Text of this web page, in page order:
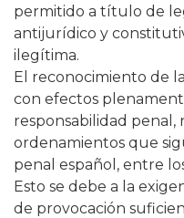
permitido a título de
antijurídico y
ilegítima.
El reconocimiento de
con efectos
responsabilidad penal,
ordenamientos que
penal español, entre
Esto se debe a la
de provocación